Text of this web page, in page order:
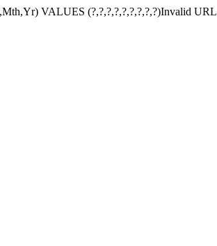
VALUES (?,?,?,?,?,?,?,?,?)Invalid URL